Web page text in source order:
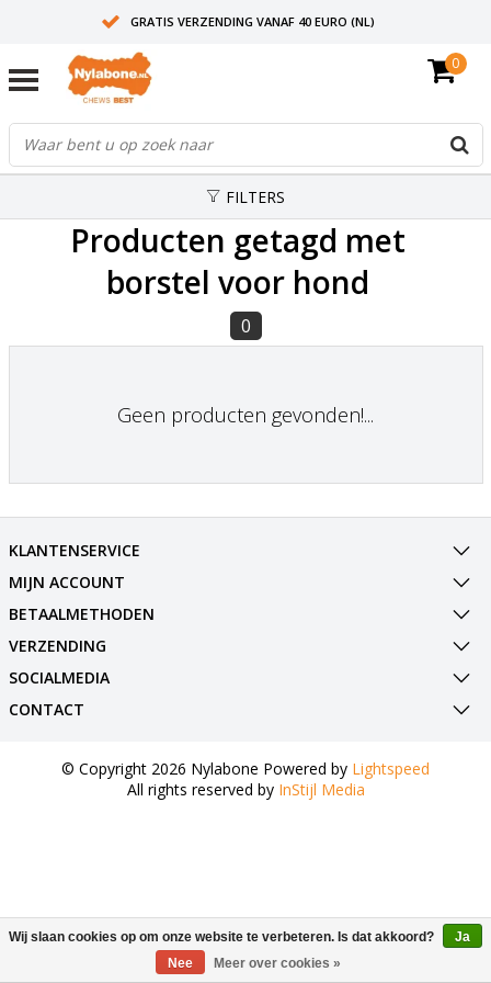
GRATIS VERZENDING VANAF 40 EURO (NL)
0
FILTERS
Producten getagd met
borstel voor hond
0
Geen producten gevonden!...
KLANTENSERVICE
MIJN ACCOUNT
BETAALMETHODEN
VERZENDING
SOCIALMEDIA
CONTACT
© Copyright 2026 Nylabone Powered by Lightspeed
All rights reserved by InStijl Media
Wij slaan cookies op om onze website te verbeteren. Is dat akkoord?
Ja
Nee
Meer over cookies »